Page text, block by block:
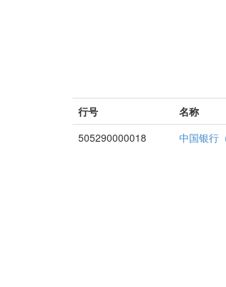
行号 名称
505290000018
中国银行